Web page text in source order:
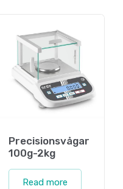
Precisionsvågar
100g-2kg
Read more